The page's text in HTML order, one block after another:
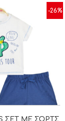
-26%
ΣΕΤ ΜΕ ΣΟΡΤΣ